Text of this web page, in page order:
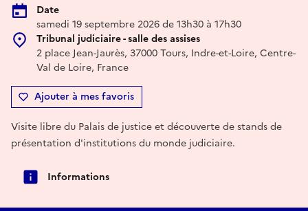
Date
samedi 19 septembre 2026 de 13h30 à 17h30
Tribunal judiciaire - salle des assises
2 place Jean-Jaurès, 37000 Tours, Indre-et-Loire, Centre-
Val de Loire, France
Ajouter à mes favoris
Visite libre du Palais de justice et découverte de stands de
présentation d'institutions du monde judiciaire.
Informations